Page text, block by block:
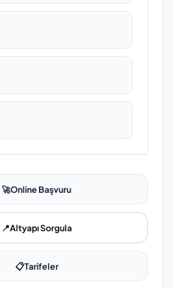
🚀Online Başvuru
📍Altyapı Sorgula
📋Tarifeler